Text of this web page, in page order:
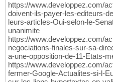
https://www.developpez.com/
doivent-ils-payer-les-editeurs-
leurs-articles-Oui-selon-le-
unanimite
https://www.developpez.com/
negociations-finales-sur-sa-
a-une-opposition-de-11-Etats-
https://www.developpez.com/
fermer-Google-Actualites-si-l-